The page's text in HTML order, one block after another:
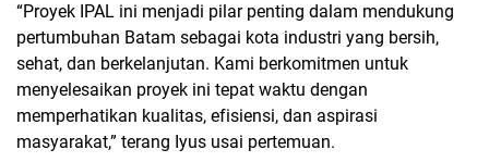
“Proyek IPAL ini menjadi pilar penting dalam mendukung
pertumbuhan Batam sebagai kota industri yang bersih,
sehat, dan berkelanjutan. Kami berkomitmen untuk
menyelesaikan proyek ini tepat waktu dengan
memperhatikan kualitas, efisiensi, dan aspirasi
masyarakat,” terang Iyus usai pertemuan.